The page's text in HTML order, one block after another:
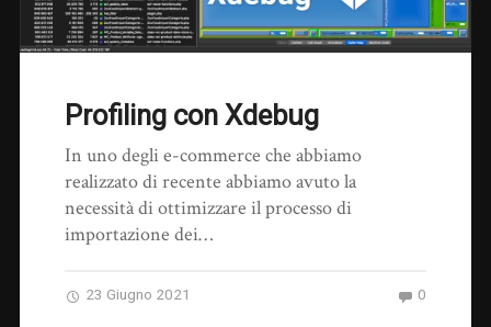
Profiling con Xdebug
In uno degli e-commerce che abbiamo
realizzato di recente abbiamo avuto la
necessità di ottimizzare il processo di
importazione dei…
23 Giugno 2021 0